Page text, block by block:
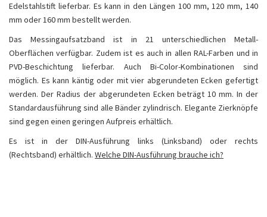
Edelstahlstift lieferbar. Es kann in den Längen 100 mm, 120 mm, 140
mm oder 160 mm bestellt werden.
Das Messingaufsatzband ist in 21 unterschiedlichen Metall-
Oberflächen verfügbar. Zudem ist es auch in allen RAL-Farben und in
PVD-Beschichtung lieferbar. Auch Bi-Color-Kombinationen sind
möglich. Es kann käntig oder mit vier abgerundeten Ecken gefertigt
werden. Der Radius der abgerundeten Ecken beträgt 10 mm. In der
Standardausführung sind alle Bänder zylindrisch. Elegante Zierknöpfe
sind gegen einen geringen Aufpreis erhältlich.
Es ist in der DIN-Ausführung links (Linksband) oder rechts
(Rechtsband) erhältlich. Welche DIN-Ausführung brauche ich?